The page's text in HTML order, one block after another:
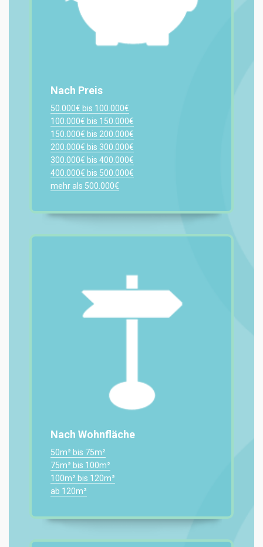
Nach Preis
50.000€ bis 100.000€
100.000€ bis 150.000€
150.000€ bis 200.000€
200.000€ bis 300.000€
300.000€ bis 400.000€
400.000€ bis 500.000€
mehr als 500.000€
Nach Wohnfläche
50m² bis 75m²
75m² bis 100m²
100m² bis 120m²
ab 120m²